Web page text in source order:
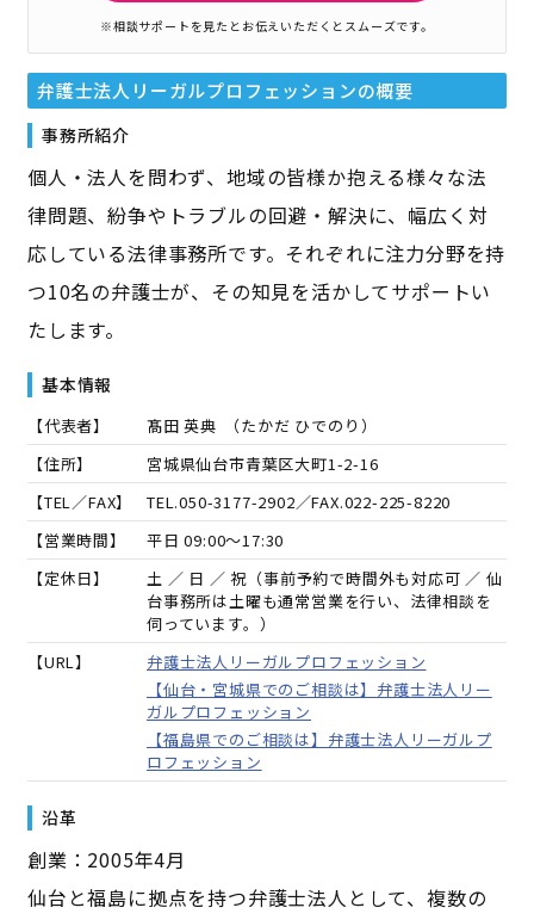
※相談サポートを見たとお伝えいただくとスムーズです。
弁護士法人リーガルプロフェッションの概要
事務所紹介
個人・法人を問わず、地域の皆様か抱える様々な法
律問題、紛争やトラブルの回避・解決に、幅広く対
応している法律事務所です。それぞれに注力分野を持
つ10名の弁護士が、その知見を活かしてサポートい
たします。
基本情報
【代表者】 髙田 英典 （たかだ ひでのり ）
【住所】
宮城県仙台市青葉区大町1-2-16
【TEL／FAX】
TEL.050-3177-2902／FAX.022-225-8220
【営業時間】
平日 09:00～17:30
【定休日】
土 ／ 日 ／ 祝（事前予約で時間外も対応可 ／ 仙
台事務所は土曜も通常営業を行い、法律相談を
伺っています。）
【URL】
弁護士法人リーガルプロフェッション
【仙台・宮城県でのご相談は】弁護士法人リー
ガルプロフェッション
【福島県でのご相談は】弁護士法人リーガルプ
ロフェッション
沿革
創業：2005年4月
仙台と福島に拠点を持つ弁護士法人として、複数の